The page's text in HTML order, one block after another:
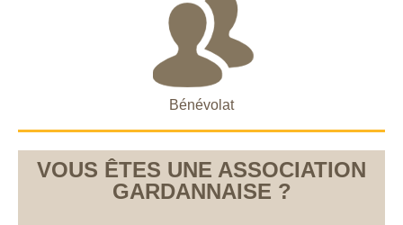
Bénévolat
VOUS ÊTES UNE ASSOCIATION
GARDANNAISE ?